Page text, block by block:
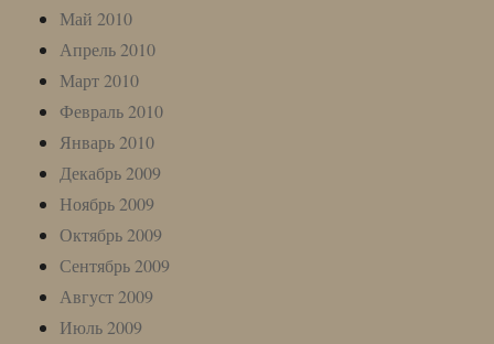
Май 2010
Апрель 2010
Март 2010
Февраль 2010
Январь 2010
Декабрь 2009
Ноябрь 2009
Октябрь 2009
Сентябрь 2009
Август 2009
Июль 2009